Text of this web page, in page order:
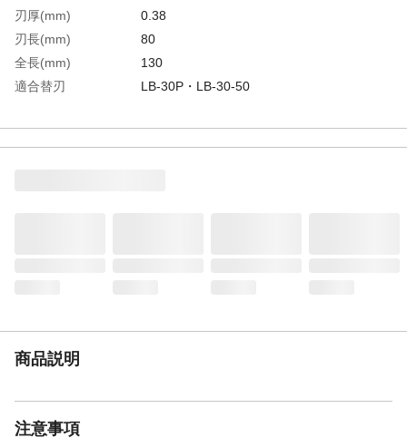
刃厚(mm)
0.38
刃長(mm)
80
全長(mm)
130
適合替刃
LB-30P・LB-30-50
重さ
15.000G
商品説明
注意事項